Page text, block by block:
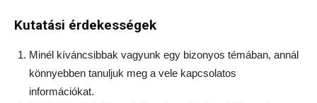
Kutatási érdekességek
Minél kíváncsibbak vagyunk egy bizonyos témában, annál
könnyebben tanuljuk meg a vele kapcsolatos
információkat.